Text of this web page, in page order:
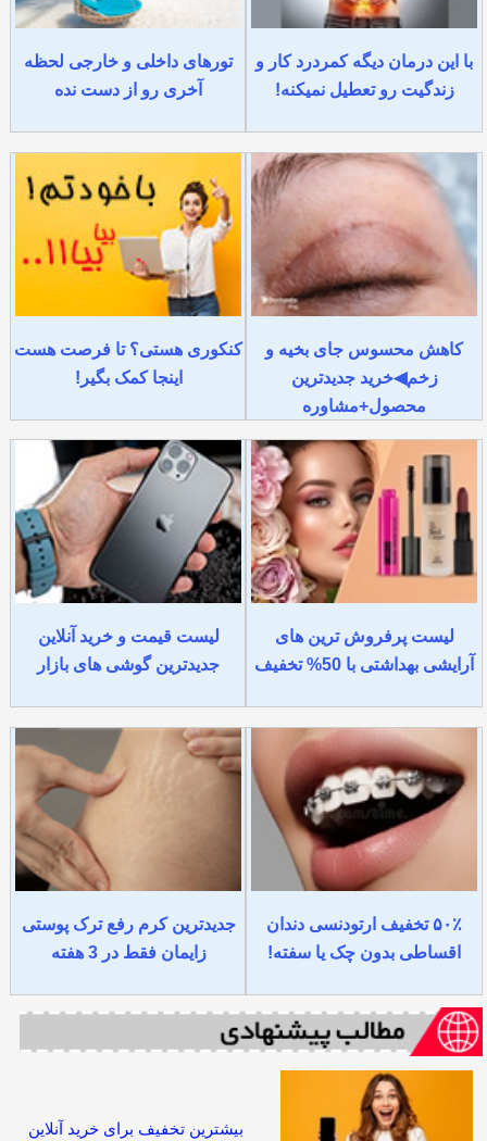
با این درمان دیگه کمردرد کار و
زندگیت رو تعطیل نمیکنه!
تورهای داخلی و خارجی لحظه
آخری رو از دست نده
کاهش محسوس جای بخیه و
زخم◀خرید جدیدترین
محصول+مشاوره
کنکوری هستی؟ تا فرصت هست
اینجا کمک بگیر!
لیست پرفروش ترین های
آرایشی بهداشتی با 50% تخفیف
لیست قیمت و خرید آنلاین
جدیدترین گوشی های بازار
۵۰٪ تخفیف ارتودنسی دندان
اقساطی بدون چک یا سفته!
جدیدترین کرم رفع ترک پوستی
زایمان فقط در 3 هفته
بیشترین تخفیف برای خرید آنلاین